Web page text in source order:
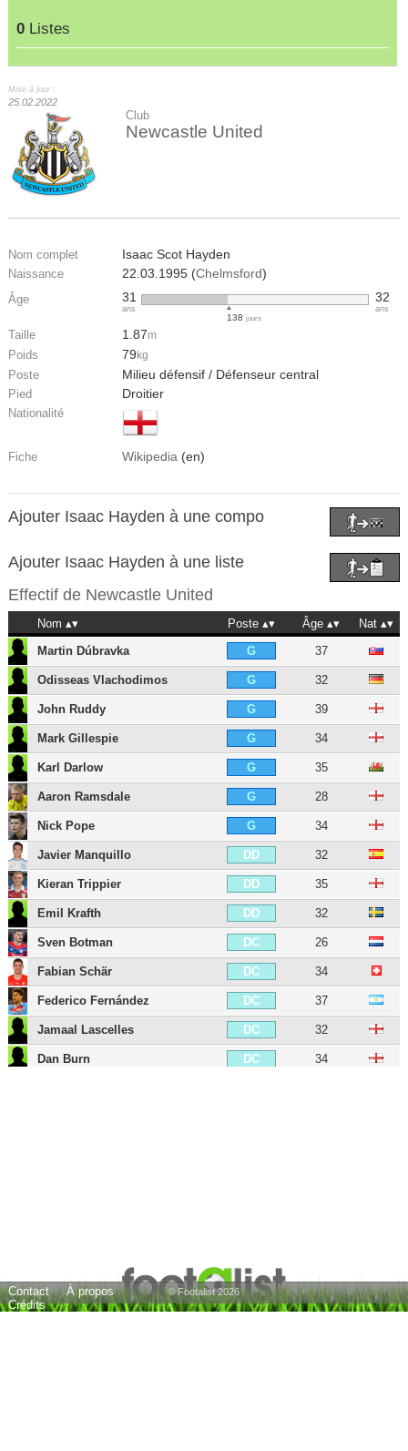
0 Listes
Mise à jour :
25.02.2022
Club
Newcastle United
Nom complet Isaac Scot Hayden
Naissance 22.03.1995 (Chelmsford)
Âge 31
ans
138 jours
32
ans
Taille 1.87m
Poids 79 kg
Poste Milieu défensif / Défenseur central
Pied Droitier
Nationalité
Fiche Wikipedia (en)
Ajouter Isaac Hayden à une compo
Ajouter Isaac Hayden à une liste
Effectif de Newcastle United
Nom Poste Âge
Nat
Martin Dúbravka
G 37
Odisseas Vlachodimos G 32
John Ruddy G 39
Mark Gillespie G 34
Karl Darlow G 35
Aaron Ramsdale G 28
Nick Pope G 34
Javier Manquillo DD 32
Kieran Trippier DD 35
Emil Krafth DD 32
Sven Botman DC 26
Fabian Schär DC 34
Federico Fernández DC 37
Jamaal Lascelles DC 32
Dan Burn DC 34
Elliott Anderson MC 23
Contact
À propos
Crédits
© Footalist 2026